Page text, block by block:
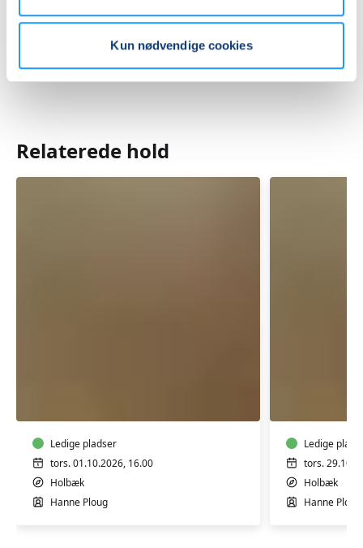
Kun nødvendige cookies
Relaterede hold
Ledige pladser
tors. 01.10.2026, 16.00
Holbæk
Hanne Ploug
Ledige
tors.
Holbæk
Hanne Ploug